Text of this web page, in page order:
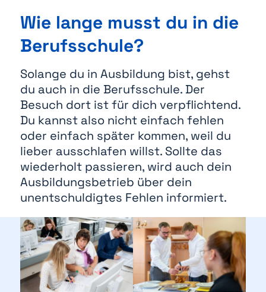
Wie lange musst du in die
Berufsschule?
Solange du in Ausbildung bist, gehst
du auch in die Berufsschule. Der
Besuch dort ist für dich verpflichtend.
Du kannst also nicht einfach fehlen
oder einfach später kommen, weil du
lieber ausschlafen willst. Sollte das
wiederholt passieren, wird auch dein
Ausbildungsbetrieb über dein
unentschuldigtes Fehlen informiert.